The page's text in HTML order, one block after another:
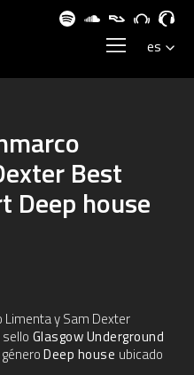
Best
Deep house
Limenta y Sam Dexter
Glasgow Underground
géneroDeep house ubicado